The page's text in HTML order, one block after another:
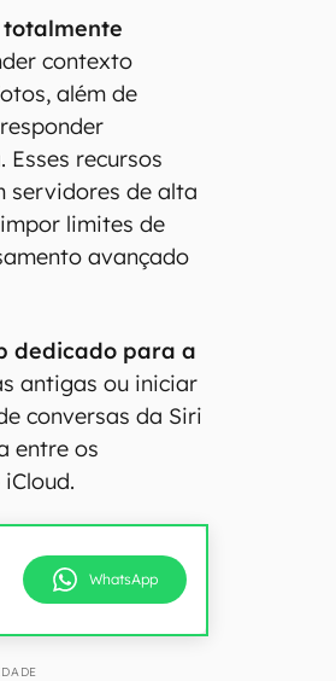
totalmente
contexto
além de
recursos
servidores de alta
limites de
avançado
dedicado para a
antigas ou iniciar
conversas da Siri
entre os
WhatsApp